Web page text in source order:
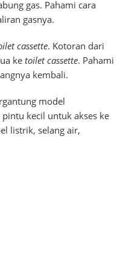
gas. Pahami cara
gasnya.
cassette. Kotoran dari
ke toilet cassette. Pahami
kembali.
model
kecil untuk akses ke
listrik, selang air,